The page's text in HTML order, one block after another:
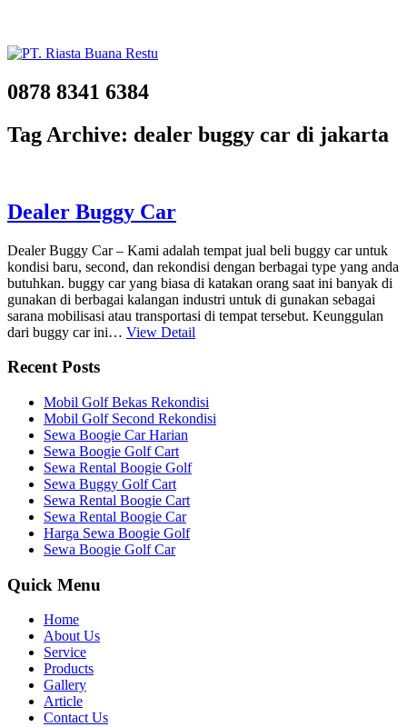
0878 8341 6384
Tag Archive: dealer buggy car di jakarta
Dealer Buggy Car
Dealer Buggy Car – Kami adalah tempat jual beli buggy car untuk
kondisi baru, second, dan rekondisi dengan berbagai type yang anda
butuhkan. buggy car yang biasa di katakan orang saat ini banyak di
gunakan di berbagai kalangan industri untuk di gunakan sebagai
sarana mobilisasi atau transportasi di tempat tersebut. Keunggulan
dari buggy car ini… View Detail
Recent Posts
Mobil Golf Bekas Rekondisi
Mobil Golf Second Rekondisi
Sewa Boogie Car Harian
Sewa Boogie Golf Cart
Sewa Rental Boogie Golf
Sewa Buggy Golf Cart
Sewa Rental Boogie Cart
Sewa Rental Boogie Car
Harga Sewa Boogie Golf
Sewa Boogie Golf Car
Quick Menu
Home
About Us
Service
Products
Gallery
Article
Contact Us